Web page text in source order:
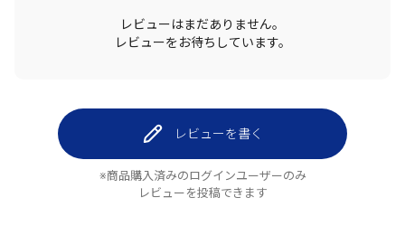
レビューはまだありません。
レビューをお待ちしています。
レビューを書く
※商品購入済みのログインユーザーのみ
レビューを投稿できます